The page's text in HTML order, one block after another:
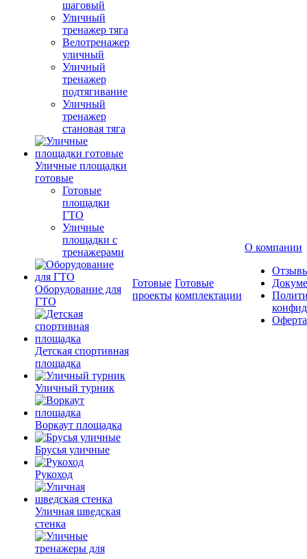
шаговый
Уличный
тренажер тяга
Велотренажер
уличный
Уличный
тренажер
подтягивание
Уличный
тренажер
становая тяга
Уличные площадки
готовые
Готовые
площадки
ГТО
Уличные
площадки с
тренажерами
Оборудование для
ГТО
Детская спортивная
площадка
Уличный турник
Воркаут площадка
Брусья уличные
Рукоход
Уличная шведская
стенка
Готовые
проекты
Готовые
комплектации
О компании
Оферта